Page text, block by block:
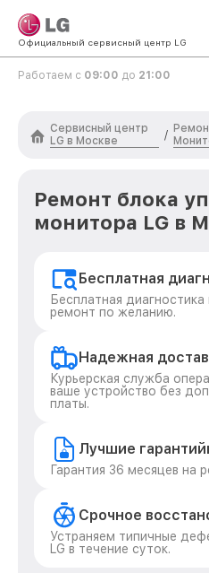
Официальный сервисный центр LG
Работаем с 09:00 до 21:00
Сервисный центр
LG в Москве
/
Ремонт блока
монитора LG в
Бесплатная
Бесплатная
ремонт по желанию.
Надежная
Курьерская служба
ваше устройство без
платы.
Лучшие
Гарантия 36 месяцев на
Срочное
Устраняем типичные
LG в течение суток.